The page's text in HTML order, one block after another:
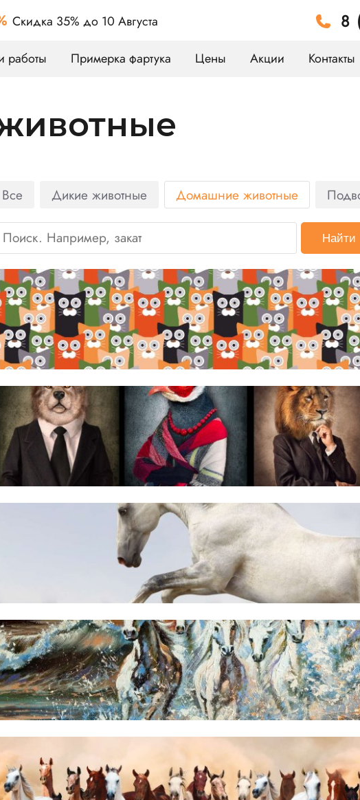
Скидка 35% до 10 Августа 8
работы Примерка фартука Цены Акции Контакты
Все Дикие животные Домашние животные